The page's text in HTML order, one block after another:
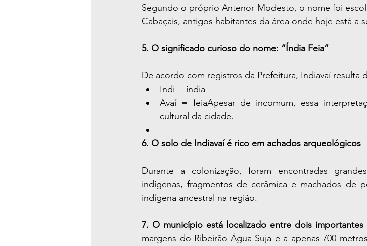
Segundo o próprio Antenor Modesto, o nome foi
Cabaçais, antigos habitantes da área onde hoje está a
5. O significado curioso do nome: “Índia Feia”
De acordo com registros da Prefeitura, Indiavaí resulta
Indi = índia
Avaí = feiaApesar de incomum, essa
cultural da cidade.
6. O solo de Indiavaí é rico em achados arqueológicos
Durante a colonização, foram encontradas
indígenas, fragmentos de cerâmica e machados de
indígena ancestral na região.
7. O município está localizado entre dois importantes
margens do Ribeirão Água Suja e a apenas 700